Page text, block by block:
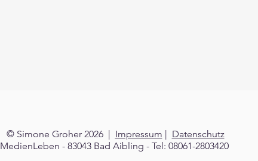
© Simone Groher 2026 | Impressum | Datenschutz
MedienLeben - 83043 Bad Aibling - Tel: 08061-2803420